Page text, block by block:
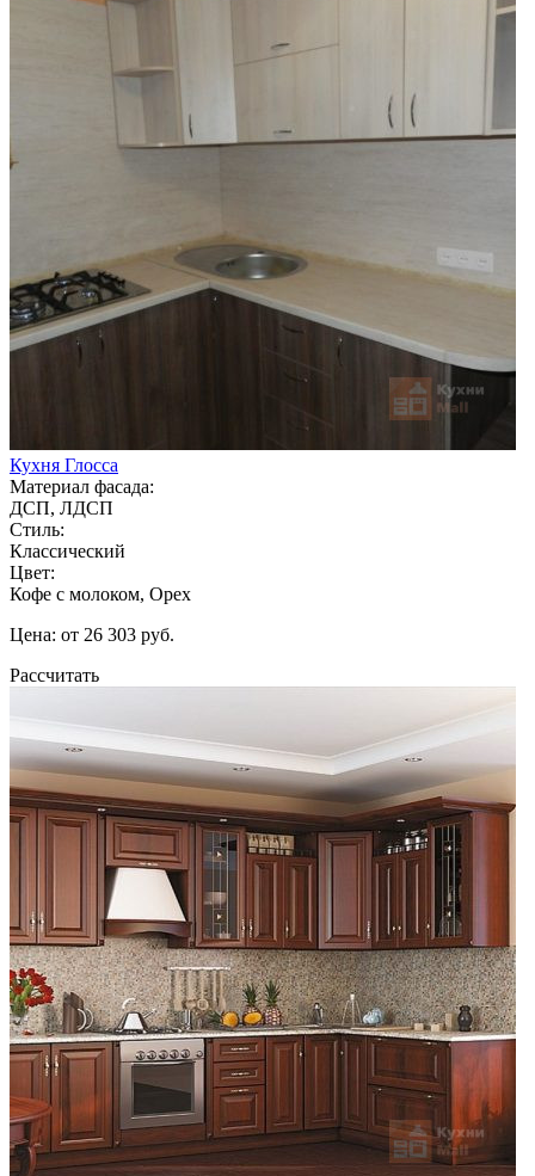
Кухня Глосса
Материал фасада:
ДСП, ЛДСП
Стиль:
Классический
Цвет:
Кофе с молоком, Орех
Цена: от 26 303 руб.
Рассчитать